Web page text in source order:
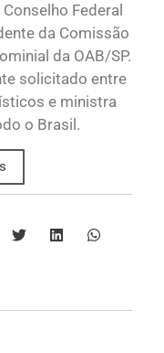
Federal
da Comissão
da OAB/SP.
solicitado entre
e ministra
o Brasil.